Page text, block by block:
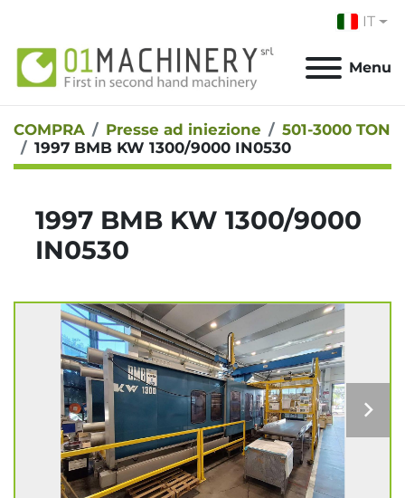
IT
Menu
COMPRA Presse ad iniezione
501-3000 TON
1997 BMB KW 1300/9000 IN0530
1997 BMB KW 1300/9000
IN0530